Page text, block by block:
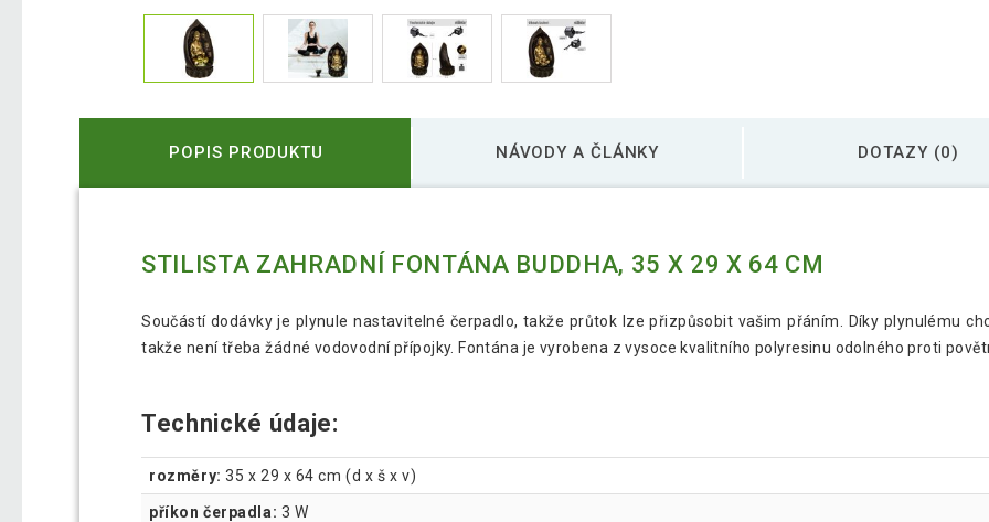
POPIS PRODUKTU NÁVODY A ČLÁNKY DOTAZY (0)
STILISTA ZAHRADNÍ FONTÁNA BUDDHA, 35 X 29 X 64 CM
Součástí dodávky je plynule nastavitelné čerpadlo, takže průtok lze přizpůsobit vašim přáním. Díky plynulému
takže není třeba žádné vodovodní přípojky. Fontána je vyrobena z vysoce kvalitního polyresinu odolného proti
Technické údaje:
rozměry: 35 x 29 x 64 cm (d x š x v)
příkon čerpadla: 3 W